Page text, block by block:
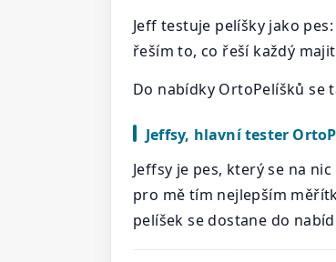
Jeff testuje pelíšky jako
řeším to, co řeší každý
Do nabídky OrtoPelíšků
Jeffsy, hlavní tester
Jeffsy je pes, který se na
pro mě tím nejlepším
pelíšek se dostane do